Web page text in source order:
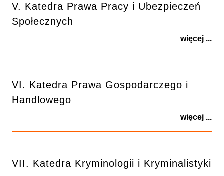
V. Katedra Prawa Pracy i Ubezpieczeń
Społecznych
więcej ...
VI. Katedra Prawa Gospodarczego i
Handlowego
więcej ...
VII. Katedra Kryminologii i Kryminalistyki